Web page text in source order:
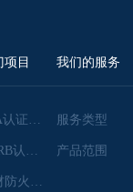
项目 我们的服务
服务类型
产品范围